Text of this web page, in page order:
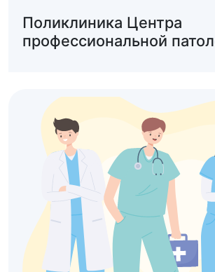
Поликлиника Центра
профессиональной